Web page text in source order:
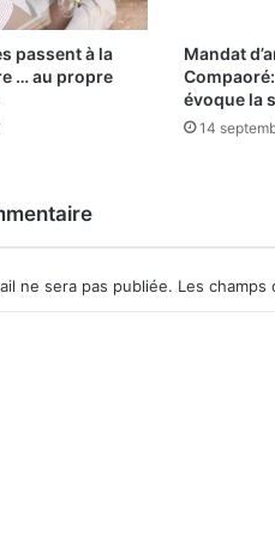
passent à la
… au propre
Mandat
évoque la
14
ne sera pas publiée. Les champs